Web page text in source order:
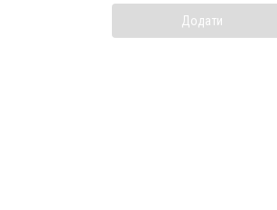
Додати